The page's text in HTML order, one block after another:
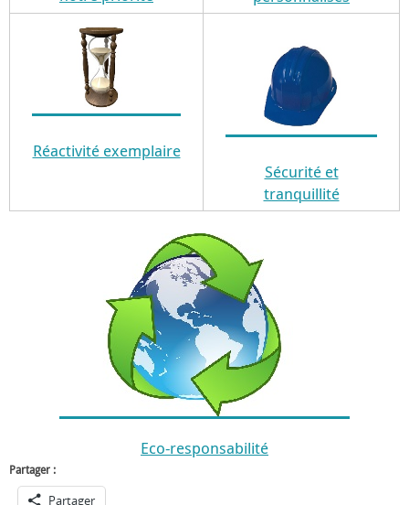
Réactivité exemplaire
Sécurité et
tranquillité
Eco-responsabilité
Partager :
Partager